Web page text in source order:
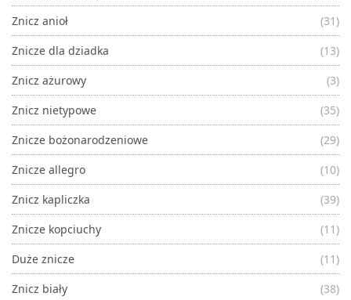
Znicz anioł
(31)
Znicze dla dziadka
(13)
Znicz ażurowy
(3)
Znicz nietypowe
(35)
Znicze bożonarodzeniowe
(29)
Znicze allegro
(10)
Znicz kapliczka
(39)
Znicze kopciuchy
(11)
Duże znicze
(11)
Znicz biały
(38)